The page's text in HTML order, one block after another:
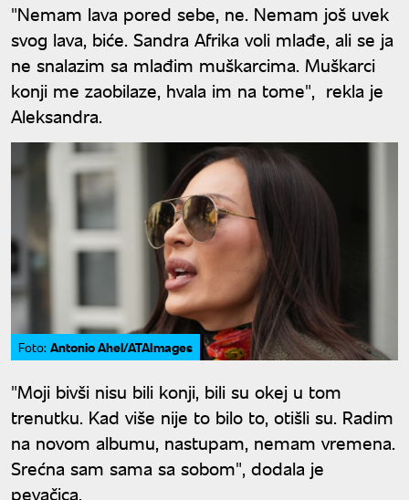
"Nemam lava pored sebe, ne. Nemam još uvek
svog lava, biće. Sandra Afrika voli mlađe, ali se ja
ne snalazim sa mlađim muškarcima. Muškarci
konji me zaobilaze, hvala im na tome", rekla je
Aleksandra.
Foto: Antonio Ahel/ATAImages
"Moji bivši nisu bili konji, bili su okej u tom
trenutku. Kad više nije to bilo to, otišli su. Radim
na novom albumu, nastupam, nemam vremena.
Srećna sam sama sa sobom", dodala je
pevačica.